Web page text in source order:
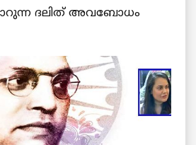
ദലിത് അവബോധം